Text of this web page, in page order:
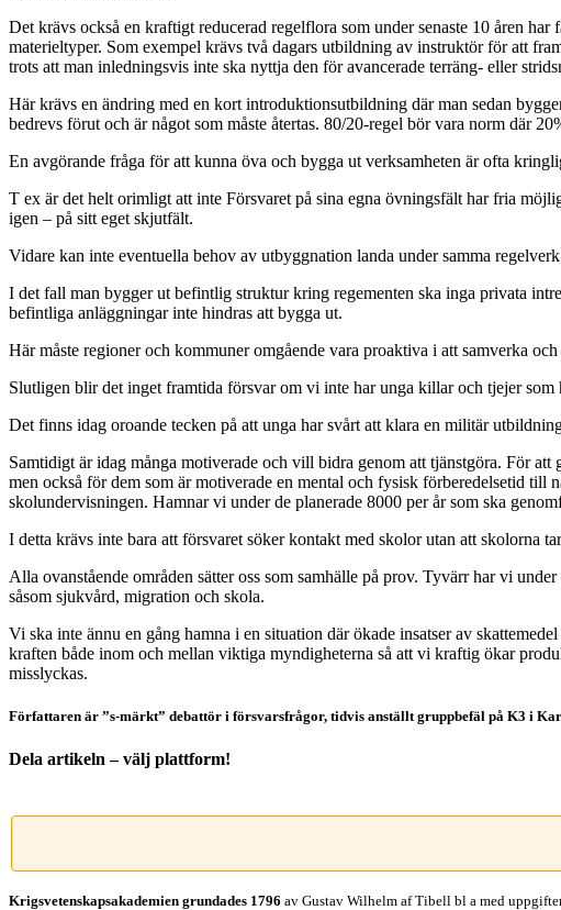
Det krävs också en kraftigt reducerad regelflora som under senaste 10 åren
materieltyper. Som exempel krävs två dagars utbildning av instruktör för att
trots att man inledningsvis inte ska nyttja den för avancerade terräng- eller
Här krävs en ändring med en kort introduktionsutbildning där man sedan
bedrevs förut och är något som måste återtas. 80/20-regel bör vara norm där
En avgörande fråga för att kunna öva och bygga ut verksamheten är ofta
T ex är det helt orimligt att inte Försvaret på sina egna övningsfält har fria
igen – på sitt eget skjutfält.
Vidare kan inte eventuella behov av utbyggnation landa under samma
I det fall man bygger ut befintlig struktur kring regementen ska inga privata
befintliga anläggningar inte hindras att bygga ut.
Här måste regioner och kommuner omgående vara proaktiva i att samverka
Slutligen blir det inget framtida försvar om vi inte har unga killar och tjejer
Det finns idag oroande tecken på att unga har svårt att klara en militär
Samtidigt är idag många motiverade och vill bidra genom att tjänstgöra. För att
men också för dem som är motiverade en mental och fysisk förberedelsetid
skolundervisningen. Hamnar vi under de planerade 8000 per år som ska
I detta krävs inte bara att försvaret söker kontakt med skolor utan att skolorna
Alla ovanstående områden sätter oss som samhälle på prov. Tyvärr har vi
såsom sjukvård, migration och skola.
Vi ska inte ännu en gång hamna i en situation där ökade insatser av
kraften både inom och mellan viktiga myndigheterna så att vi kraftig ökar
misslyckas.
Författaren är ”s-märkt” debattör i försvarsfrågor, tidvis anställt gruppbefäl på K3 i
Dela artikeln – välj plattform!
post
Krigsvetenskap­sakademien grundades 1796 av Gustav Wilhelm af Tibell bl a med